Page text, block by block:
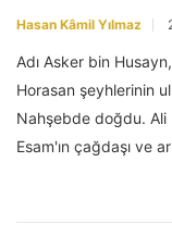
Hasan Kâmil Yılmaz
Adı Asker bin
Horasan şeyhlerinin
Nahşebde doğdu. Ali
Esam'ın çağdaşı ve